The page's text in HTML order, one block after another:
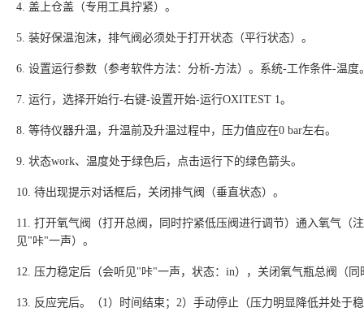
4. 盖上仓盖（专用工具拧紧）。
5. 装好保温泡沫，排气阀必须处于打开状态（平行状态）。
6. 设置运行参数（参考软件方法：分析-方法）。系统-工作条件-温度
7. 运行，选择开始行-右键-设置开始-运行OXITEST 1。
8. 等待仪器升温，升温前及升温过程中，压力值应在0 bar左右。
9. 状态work、温度处于绿色后，点击运行下的绿色箭头。
10. 待出现提示对话框后，关闭排气阀（垂直状态）。
11. 打开氧气阀（打开总阀，同时拧紧低压阀进行调节）通入氧气（
见"咔"一声）。
12. 压力稳定后（会听见"咔"一声，状态： in），关闭氧气瓶总阀（
13. 反应完后。（1）时间结束； 2）手动停止（压力明显降低并处于